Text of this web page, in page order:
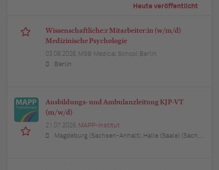
Heute veröffentlicht
Wissenschaftliche:r Mitarbeiter:in (w/m/d)
Medizinische Psychologie
03.08.2026, MSB Medical School Berlin
Berlin
Ausbildungs- und Ambulanzleitung KJP-VT
(m/w/d)
21.07.2026, MAPP-Institut
Magdeburg (Sachsen-Anhalt), Halle (Saale) (Sachsen-Anhalt), Leipzig (Sachsen), Hannover (Niedersachsen), Berlin, Wolfsburg (Niedersachsen), Braunschweig (Niedersachsen), 39576 Stendal (Sachsen-Anhalt), 39 Haldensleben (Sachsen-Anhalt), Potsdam (Brandenburg)